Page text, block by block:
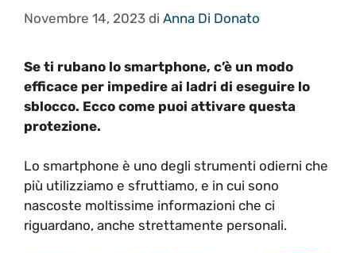
Novembre 14, 2023 di Anna Di Donato
Se ti rubano lo smartphone, c’è un modo
efficace per impedire ai ladri di eseguire lo
sblocco. Ecco come puoi attivare questa
protezione.
Lo smartphone è uno degli strumenti odierni che
più utilizziamo e sfruttiamo, e in cui sono
nascoste moltissime informazioni che ci
riguardano, anche strettamente personali.